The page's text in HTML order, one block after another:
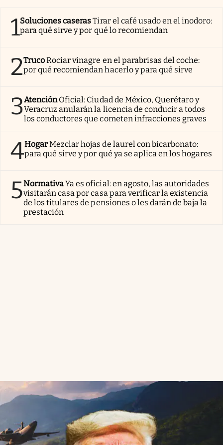
1Soluciones caserasTirar el café usado en el inodoro:
para qué sirve y por qué lo recomiendan
2TrucoRociar vinagre en el parabrisas del coche:
por qué recomiendan hacerlo y para qué sirve
3AtenciónOficial: Ciudad de México, Querétaro y
Veracruz anularán la licencia de conducir a todos
los conductores que cometen infracciones graves
4HogarMezclar hojas de laurel con bicarbonato:
para qué sirve y por qué ya se aplica en los hogares
5NormativaYa es oficial: en agosto, las autoridades
visitarán casa por casa para verificar la existencia
de los titulares de pensiones o les darán de baja la
prestación